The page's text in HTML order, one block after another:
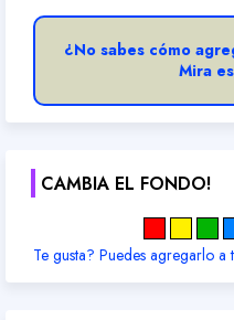
¿No sabes cómo
Mira
CAMBIA EL FONDO!
Te gusta? Puedes agregarlo a